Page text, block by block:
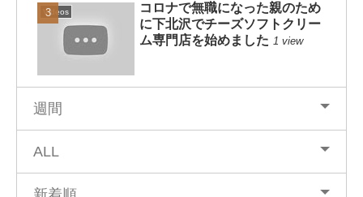
Videos
コロナで無職になった親のため
に下北沢でチーズソフトクリー
ム専門店を始めました 1 view
週間
ALL